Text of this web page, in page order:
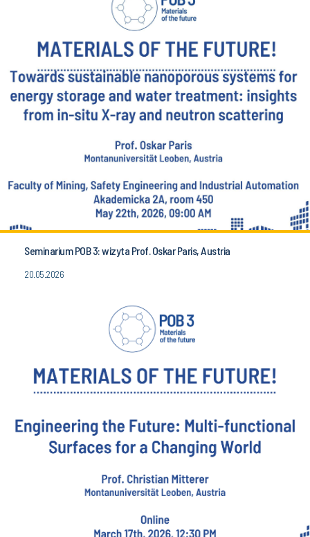
Seminarium POB 3: wizyta Prof. Oskar Paris, Austria
20.05.2026